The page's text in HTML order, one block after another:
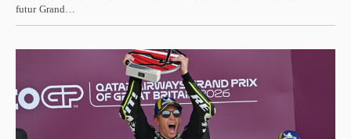
futur Grand…